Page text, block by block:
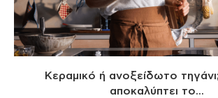
Κεραμικό ή ανοξείδωτο
αποκαλύπτει το...